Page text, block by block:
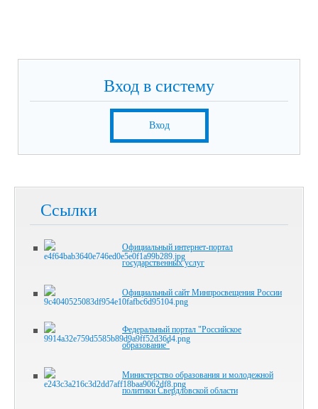
Вход в систему
Вход
Ссылки
Официальный интернет-портал
государственных услуг
Официальный сайт Минпросвещения России
Федеральный портал "Российское
образование"
Министерство образования и молодежной
политики Свердловской области